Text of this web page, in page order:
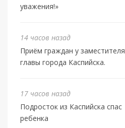
уважения!»
14 часов назад
Приём граждан у заместителя
главы города Каспийска.
17 часов назад
Подросток из Каспийска спас
ребенка